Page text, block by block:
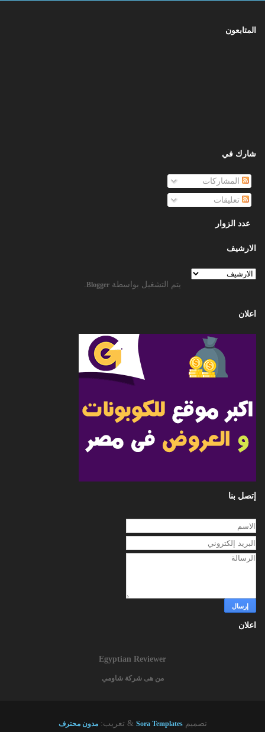
المتابعون
شارك في
المشاركات
تعليقات
عدد الزوار
الارشيف
يتم التشغيل بواسطة Blogger
.
اعلان
إتصل بنا
اعلان
Egyptian Reviewer
من هى شركة شاومي
تصميمSora Templates & تعريب:مدون محترف